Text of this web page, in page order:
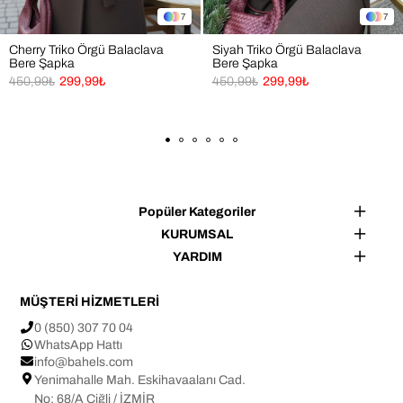
Soğuk havalarda hem sıcak kalmak hem de şık
görünmek isteyenler
👜 Kullanım Alanları
Not: Işık ve ekran ayarlarına bağlı olarak ürün renginde ±1
Tasarım ve üretim BAHELS markasına aittir.
7
Cherry Triko Örgü Balaclava
Bere Şapka
299,99₺
450,99₺
7
Siyah Triko Örgü Balaclava
Bere Şapka
299,99₺
450,99₺
Popüler Kategoriler
KURUMSAL
YARDIM
MÜŞTERİ HİZMETLERİ
0 (850) 307 70 04
WhatsApp Hattı
info@bahels.com
Yenimahalle Mah. Eskihavaalanı Cad.
No: 68/A Çiğli / İZMİR